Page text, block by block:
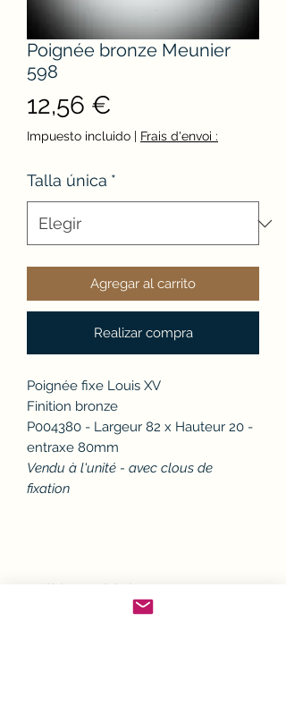
Poignée bronze Meunier
598
12,56 €
Impuesto incluido | Frais d'envoi :
Talla única *
Agregar al carrito
Realizar compra
Poignée fixe Louis XV
Finition bronze
P004380 - Largeur 82 x Hauteur 20 -
entraxe 80mm
Vendu à l'unité - avec clous de
fixation
Politique d'échange ou
remboursement (avoir)